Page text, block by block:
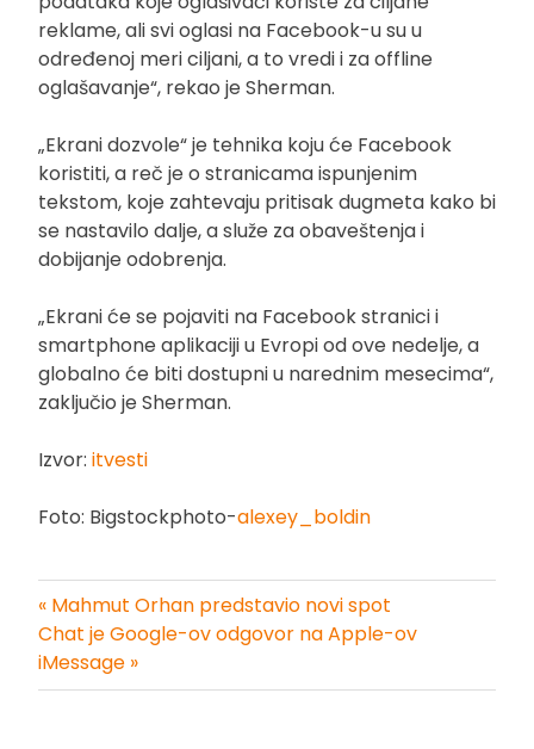
reklame, ali svi oglasi na Facebook-u su u
određenoj meri ciljani, a to vredi i za offline
oglašavanje“, rekao je Sherman.
„Ekrani dozvole“ je tehnika koju će Facebook
koristiti, a reč je o stranicama ispunjenim
tekstom, koje zahtevaju pritisak dugmeta kako bi
se nastavilo dalje, a služe za obaveštenja i
dobijanje odobrenja.
„Ekrani će se pojaviti na Facebook stranici i
smartphone aplikaciji u Evropi od ove nedelje, a
globalno će biti dostupni u narednim mesecima“,
zaključio je Sherman.
Izvor: itvesti
Foto: Bigstockphoto-alexey_boldin
Kretanje
članka
« Mahmut Orhan predstavio novi spot
Chat je Google-ov odgovor na Apple-ov
iMessage »